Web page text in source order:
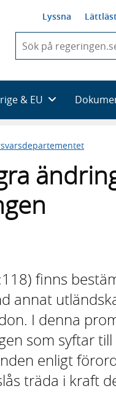
Lyssna Lättläst
du
skriva
framträder
en
med
& EU
finns
annat
I denna
som syftar
enligt
träda i kraft